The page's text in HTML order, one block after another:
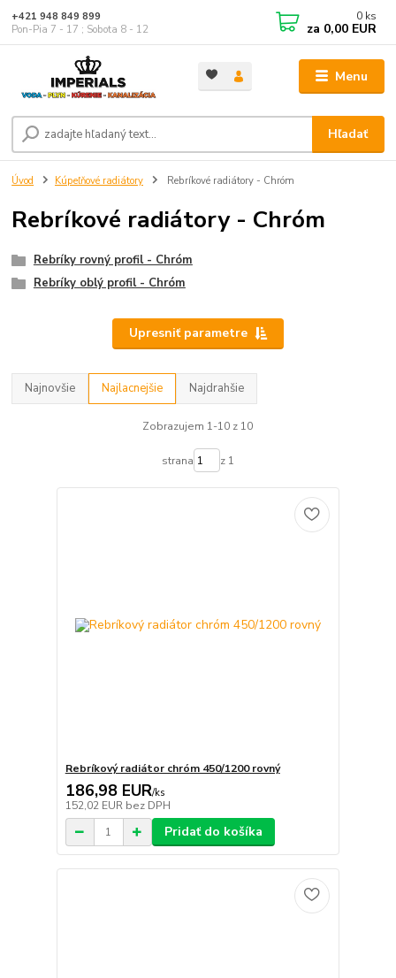
Menu
Hľadať
+421 948 849 899
Pon-Pia 7 - 17 ; Sobota 8 - 12
0 ks
za 0,00 EUR
Úvod Kúpeľňové radiátory Rebríkové radiátory - Chróm
Rebríkové radiátory - Chróm
Rebríky rovný profil - Chróm
Rebríky oblý profil - Chróm
Upresniť parametre
Najnovšie Najlacnejšie Najdrahšie
Zobrazujem 1-10 z 10
strana z 1
Rebríkový radiátor chróm 450/1200 rovný
186,98 EUR/ks
152,02 EUR bez DPH
Pridať do košíka